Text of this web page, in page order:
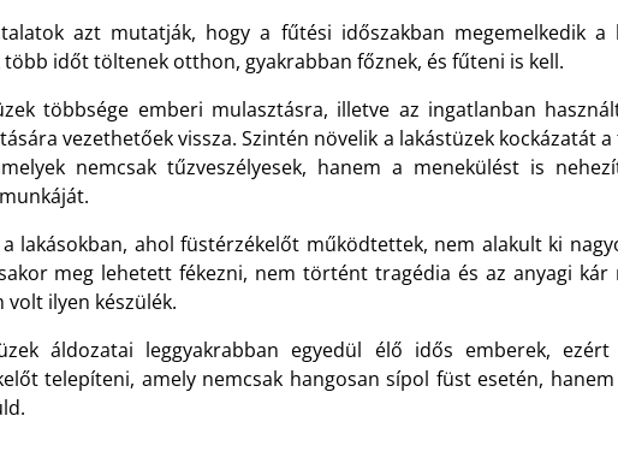
azt mutatják, hogy a fűtési időszakban megemelkedik a
több időt töltenek otthon, gyakrabban főznek, és fűteni is kell.
többsége emberi mulasztásra, illetve az ingatlanban
vezethetőek vissza. Szintén növelik a lakástüzek kockázatát
nemcsak tűzveszélyesek, hanem a menekülést is
a lakásokban, ahol füstérzékelőt működtettek, nem alakult ki
meg lehetett fékezni, nem történt tragédia és az anyagi
volt ilyen készülék.
áldozatai leggyakrabban egyedül élő idős emberek,
telepíteni, amely nemcsak hangosan sípol füst esetén,